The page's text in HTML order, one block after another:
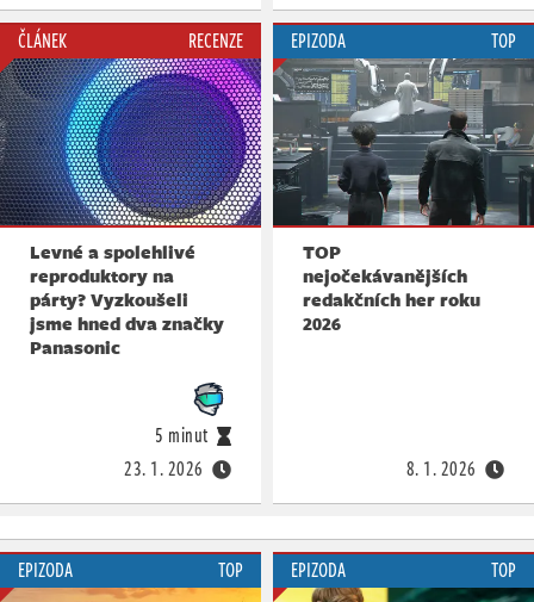
ČLÁNEK RECENZE
Levné a spolehlivé
reproduktory na
párty? Vyzkoušeli
jsme hned dva značky
Panasonic
5 minut
23. 1. 2026
EPIZODA TOP
TOP
nejočekávanějších
redakčních her roku
2026
8. 1. 2026
EPIZODA TOP EPIZODA TOP